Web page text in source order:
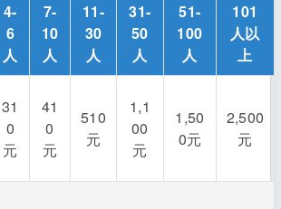
4-
6
人
7-
10
人
11-
30
人
31-
50
人
51-
100
人
101
人以
上
31
0
元
41
0
元
510
元
1,1
00
元
1,50
0元
2,500
元